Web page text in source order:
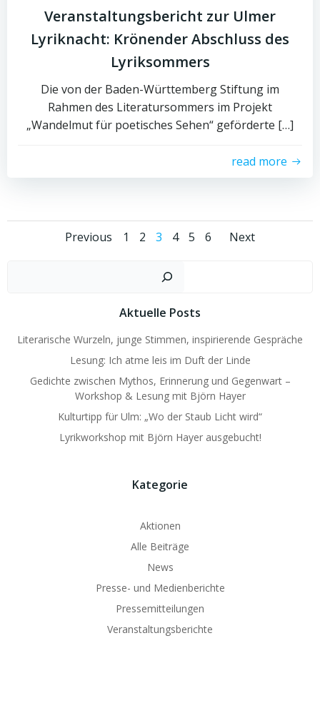
Veranstaltungsbericht zur Ulmer
Lyriknacht: Krönender Abschluss des
Lyriksommers
Die von der Baden-Württemberg Stiftung im
Rahmen des Literatursommers im Projekt
„Wandelmut für poetisches Sehen“ geförderte […]
read more
Posts
navigation
Previous
Posts
navigation
Page
1 Page
2 Page
3 Page
4 Page
5 Page
6
Posts
Next
Aktuelle Posts
Literarische Wurzeln, junge Stimmen, inspirierende Gespräche
Lesung: Ich atme leis im Duft der Linde
Gedichte zwischen Mythos, Erinnerung und Gegenwart –
Workshop & Lesung mit Björn Hayer
Kulturtipp für Ulm: „Wo der Staub Licht wird“
Lyrikworkshop mit Björn Hayer ausgebucht!
Kategorie
Aktionen
Alle Beiträge
News
Presse- und Medienberichte
Pressemitteilungen
Veranstaltungsberichte